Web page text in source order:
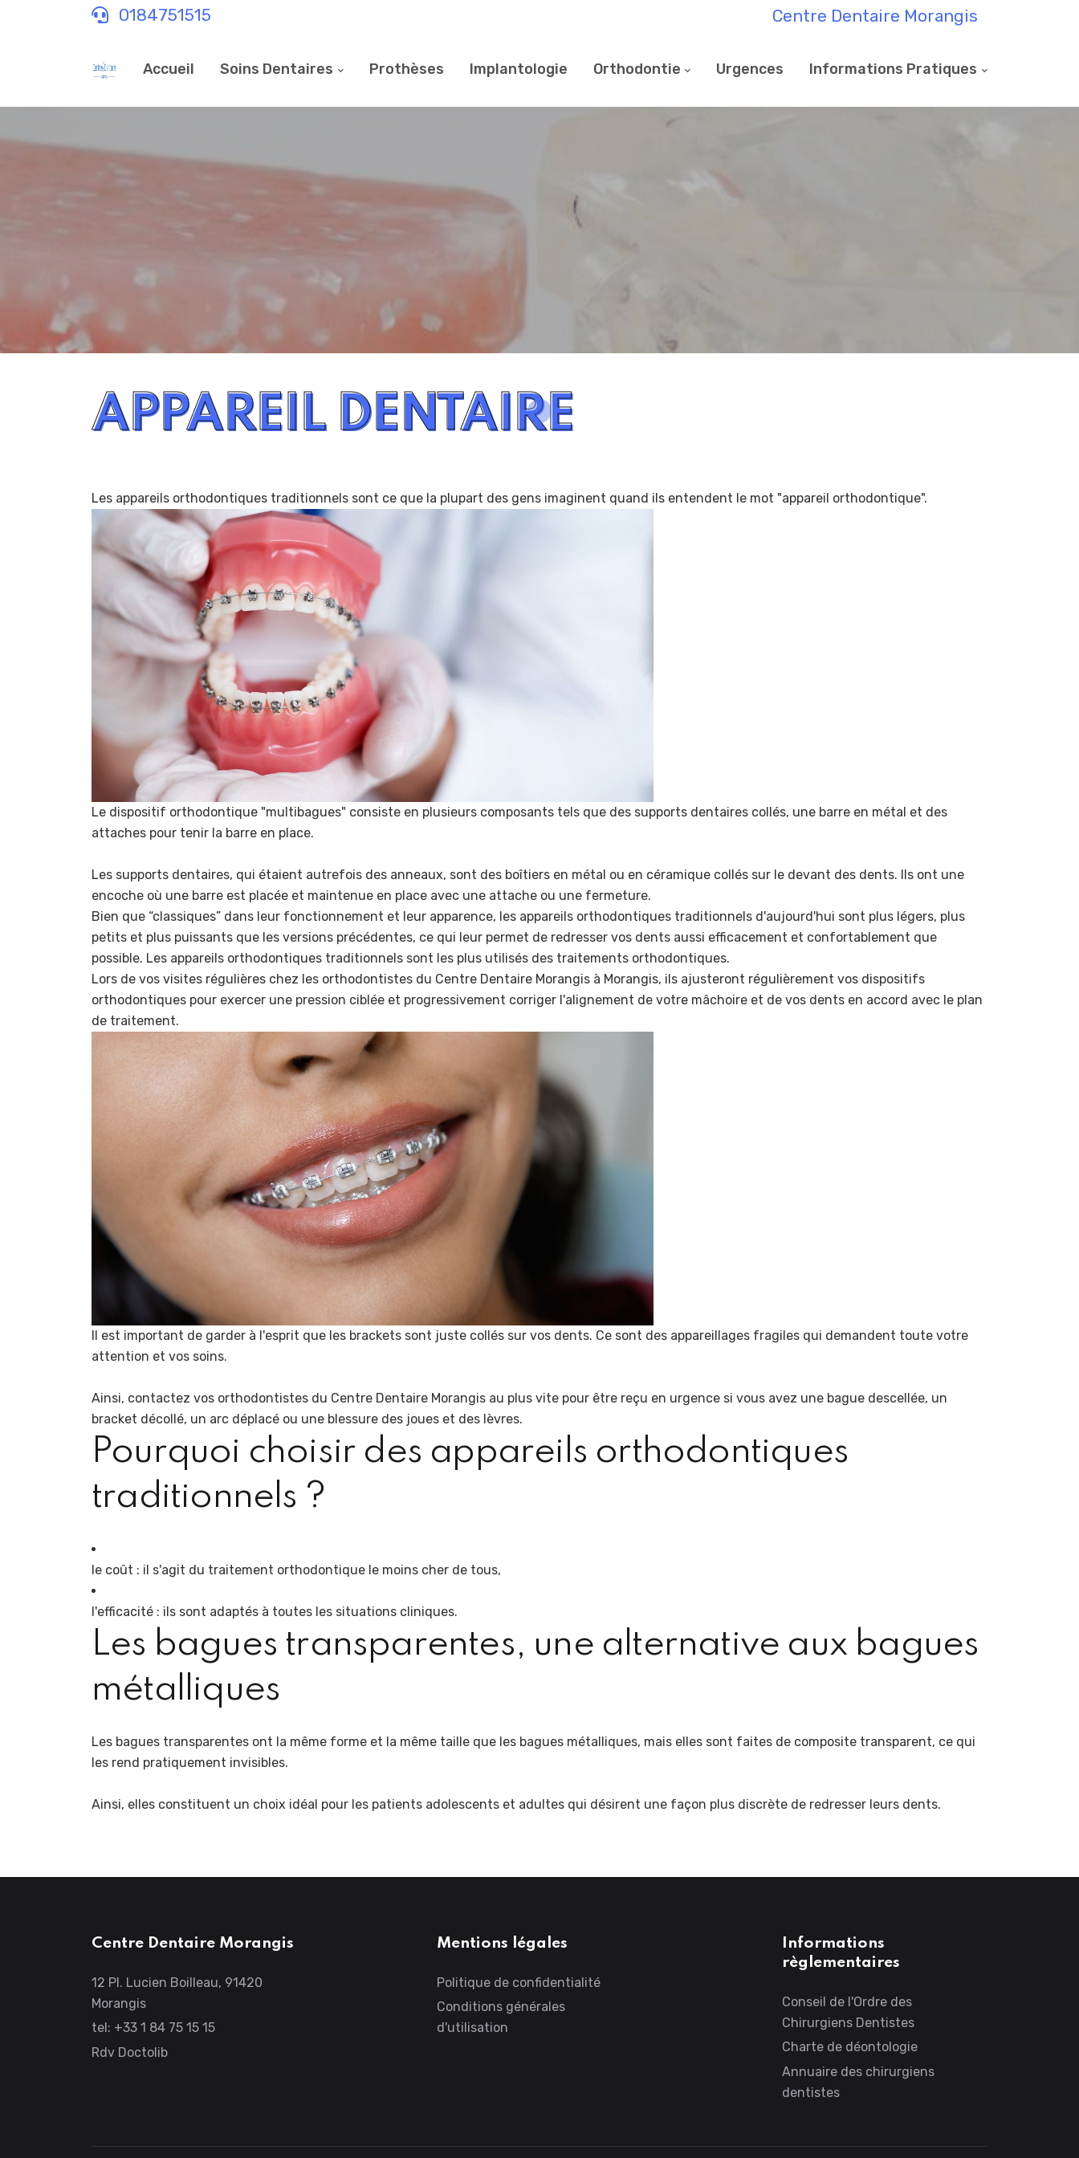
0184751515 Centre Dentaire Morangis
Accueil Soins Dentaires Prothèses Implantologie Orthodontie Urgences Informations Pratiques
APPAREIL DENTAIRE
Les appareils orthodontiques traditionnels sont ce que la plupart des gens imaginent quand ils entendent le mot "appareil orthodontique".
Le dispositif orthodontique "multibagues" consiste en plusieurs composants tels que des supports dentaires collés, une barre en métal et des
attaches pour tenir la barre en place.
Les supports dentaires, qui étaient autrefois des anneaux, sont des boîtiers en métal ou en céramique collés sur le devant des dents. Ils ont une
encoche où une barre est placée et maintenue en place avec une attache ou une fermeture.
Bien que “classiques” dans leur fonctionnement et leur apparence, les appareils orthodontiques traditionnels d'aujourd'hui sont plus légers, plus
petits et plus puissants que les versions précédentes, ce qui leur permet de redresser vos dents aussi efficacement et confortablement que
possible. Les appareils orthodontiques traditionnels sont les plus utilisés des traitements orthodontiques.
Lors de vos visites régulières chez les orthodontistes du Centre Dentaire Morangis à Morangis, ils ajusteront régulièrement vos dispositifs
orthodontiques pour exercer une pression ciblée et progressivement corriger l'alignement de votre mâchoire et de vos dents en accord avec le plan
de traitement.
Il est important de garder à l'esprit que les brackets sont juste collés sur vos dents. Ce sont des appareillages fragiles qui demandent toute votre
attention et vos soins.
Ainsi, contactez vos orthodontistes du Centre Dentaire Morangis au plus vite pour être reçu en urgence si vous avez une bague descellée, un
bracket décollé, un arc déplacé ou une blessure des joues et des lèvres.
Pourquoi choisir des appareils orthodontiques
traditionnels ?
le coût : il s'agit du traitement orthodontique le moins cher de tous,
l'efficacité : ils sont adaptés à toutes les situations cliniques.
Les bagues transparentes, une alternative aux bagues
métalliques
Les bagues transparentes ont la même forme et la même taille que les bagues métalliques, mais elles sont faites de composite transparent, ce qui
les rend pratiquement invisibles.
Ainsi, elles constituent un choix idéal pour les patients adolescents et adultes qui désirent une façon plus discrète de redresser leurs dents.
Centre Dentaire Morangis
12 Pl. Lucien Boilleau, 91420
Morangis
tel: +33 1 84 75 15 15
Rdv Doctolib
Mentions légales
Politique de confidentialité
Conditions générales
d'utilisation
Informations
règlementaires
Conseil de l'Ordre des
Chirurgiens Dentistes
Charte de déontologie
Annuaire des chirurgiens
dentistes